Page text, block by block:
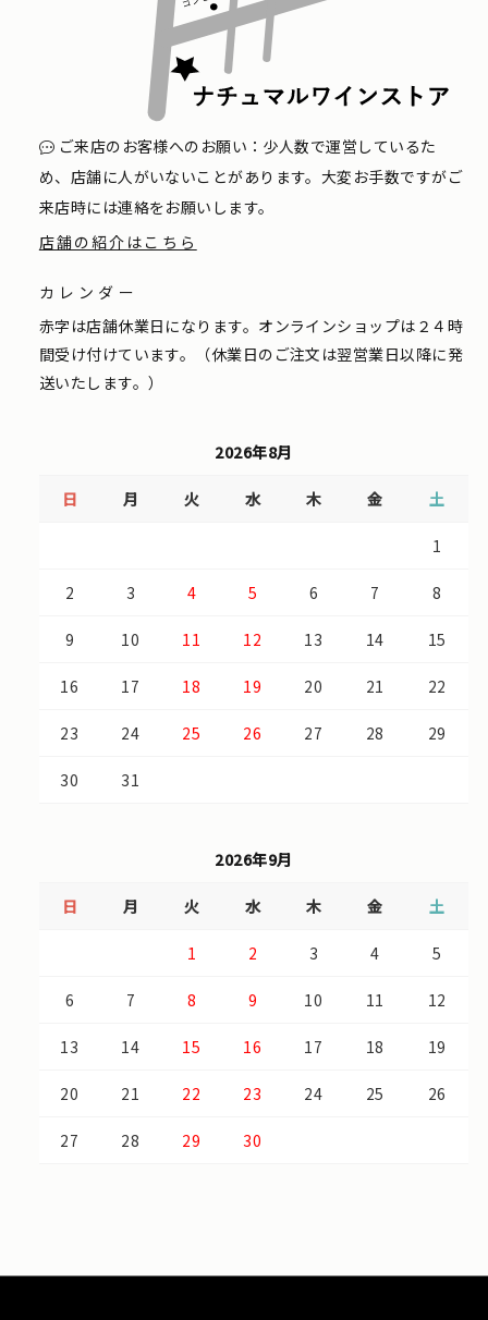
ご来店のお客様へのお願い：少人数で運営しているた
め、店舗に人がいないことがあります。大変お手数ですがご
来店時には連絡をお願いします。
店舗の紹介はこちら
カレンダー
赤字は店舗休業日になります。オンラインショップは２４時
間受け付けています。（休業日のご注文は翌営業日以降に発
送いたします。）
2026年8月
日 月 火 水 木 金 土
1
2 3 4 5 6 7 8
9 10 11 12 13 14 15
16 17 18 19 20 21 22
23 24 25 26 27 28 29
30 31
2026年9月
日 月 火 水 木 金 土
1 2 3 4 5
6 7 8 9 10 11 12
13 14 15 16 17 18 19
20 21 22 23 24 25 26
27 28 29 30